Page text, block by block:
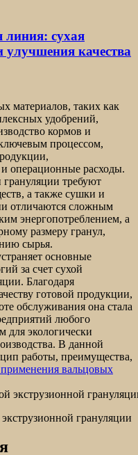
сухая
качества
материалов, таких как
удобрений,
кормов и
процессом,
операционные расходы.
требуют
а также сушки и
отличаются сложным
энергопотреблением, а
размеру гранул,
сырья.
основные
за счет сухой
Благодаря
готовой продукции,
обслуживания она стала
любого
экологически
В данной
работы, преимущества,
вальцовых
грануляции